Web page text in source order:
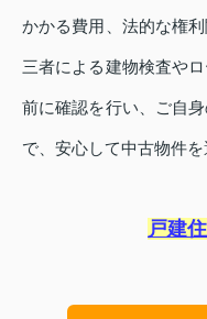
かかる費用、法的な権
三者による建物検査や
前に確認を行い、ご自
で、安心して中古物件を
戸建